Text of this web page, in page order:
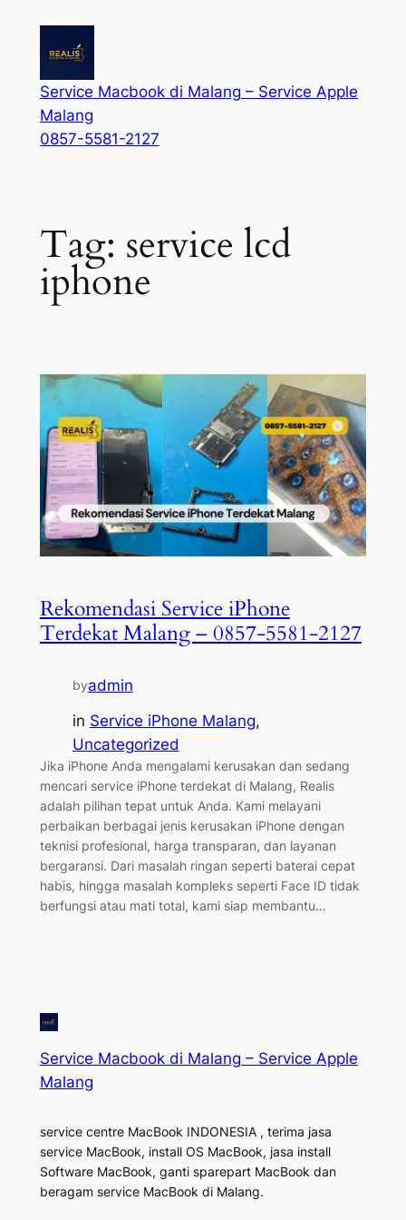
Service Macbook di Malang – Service Apple
Malang
0857-5581-2127
Tag: service lcd
iphone
Rekomendasi Service iPhone
Terdekat Malang – 0857-5581-2127
byadmin
in Service iPhone Malang
Uncategorized
Jika iPhone Anda mengalami kerusakan dan sedang
mencari service iPhone terdekat di Malang, Realis
adalah pilihan tepat untuk Anda. Kami melayani
perbaikan berbagai jenis kerusakan iPhone dengan
teknisi profesional, harga transparan, dan layanan
bergaransi. Dari masalah ringan seperti baterai cepat
habis, hingga masalah kompleks seperti Face ID tidak
berfungsi atau mati total, kami siap membantu…
Service Macbook di Malang – Service Apple
Malang
service centre MacBook INDONESIA , terima jasa
service MacBook, install OS MacBook, jasa install
Software MacBook, ganti sparepart MacBook dan
beragam service MacBook di Malang.